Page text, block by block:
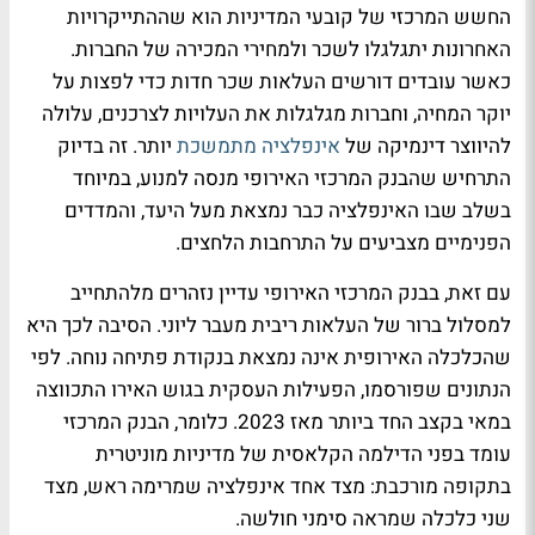
החשש המרכזי של קובעי המדיניות הוא שההתייקרויות
האחרונות יתגלגלו לשכר ולמחירי המכירה של החברות.
כאשר עובדים דורשים העלאות שכר חדות כדי לפצות על
יוקר המחיה, וחברות מגלגלות את העלויות לצרכנים, עלולה
להיווצר דינמיקה של אינפלציה מתמשכת יותר. זה בדיוק
התרחיש שהבנק המרכזי האירופי מנסה למנוע, במיוחד
בשלב שבו האינפלציה כבר נמצאת מעל היעד, והמדדים
הפנימיים מצביעים על התרחבות הלחצים.
עם זאת, בבנק המרכזי האירופי עדיין נזהרים מלהתחייב
למסלול ברור של העלאות ריבית מעבר ליוני. הסיבה לכך היא
שהכלכלה האירופית אינה נמצאת בנקודת פתיחה נוחה. לפי
הנתונים שפורסמו, הפעילות העסקית בגוש האירו התכווצה
במאי בקצב החד ביותר מאז 2023. כלומר, הבנק המרכזי
עומד בפני הדילמה הקלאסית של מדיניות מוניטרית
בתקופה מורכבת: מצד אחד אינפלציה שמרימה ראש, מצד
שני כלכלה שמראה סימני חולשה.